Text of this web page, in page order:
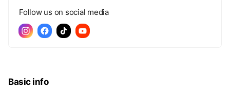
Follow us on social media
Basic info